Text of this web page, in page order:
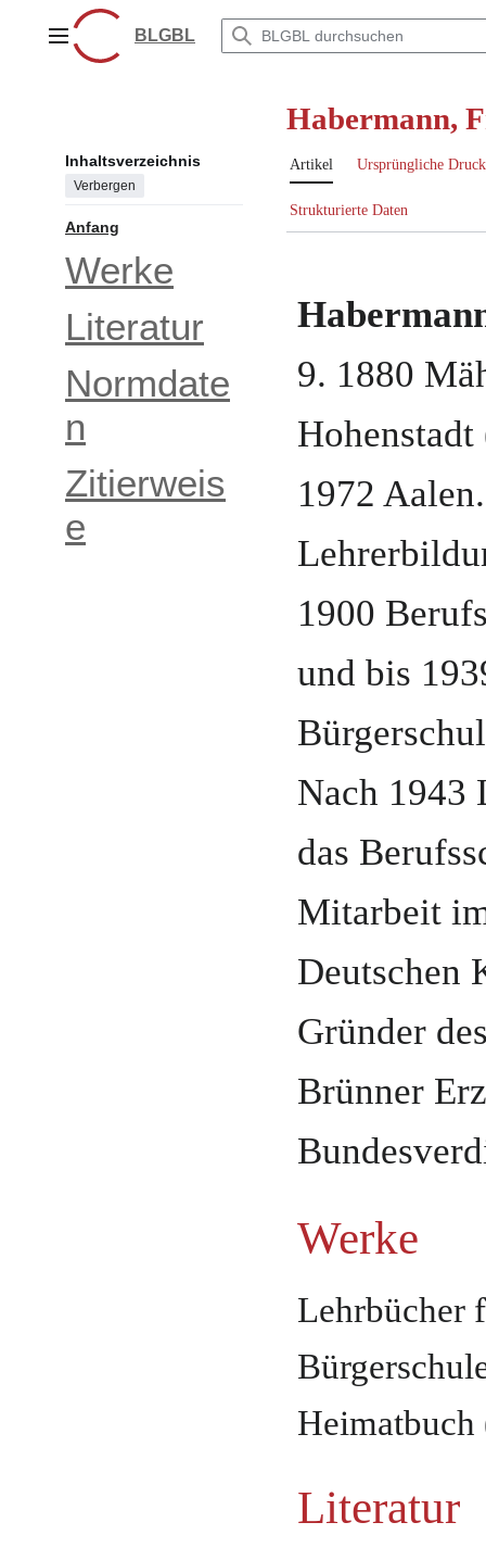
springenHauptmenüBLGBL
Inhaltsverzeichnis
Verbergen
Anfang
Werke
Literatur
Normdate
n
Zitierweis
e
Habermann,
Artikel Ursprüngliche
Strukturierte Daten
9. 1880
Hohenstadt
1972 Aalen
1900
und bis
Nach 1943
das
Mitarbeit
Deutschen
Gründer
Brünner
Werke
Lehrbücher
Literatur